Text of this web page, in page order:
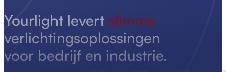
Yourlight levert slimme
verlichtingsoplossingen
voor bedrijf en industrie.